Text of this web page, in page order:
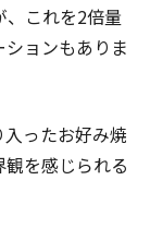
、これを2倍量
ョンもありま
ったお好み焼
を感じられる